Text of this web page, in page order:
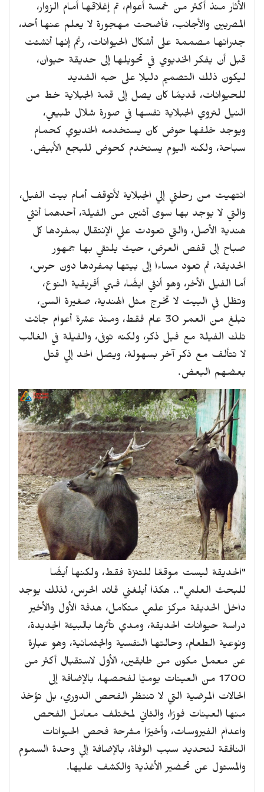
الأثار منذ أكثر من خمسة أعوام، تم إغلاقها أمام الزوار،
المصريين والأجانب، فأضحت مهجورة لا يعلم عنها أحد،
جدرانها مصممة على أشكال الحيوانات، رغم إنها أنشئت
قبل أن يفكر الخديوي في تحويلها إلى حديقة حيوان،
ليكون ذلك التصميم دليلا على حبه الشديد
للحيوانات، قديمًا كان يصل إلى قمة الجبلاية خط من
النيل لتروي الجبلاية نفسها في صورة شلال طبيعي،
ويوجد خلفها حوض كان يستخدمه الخديوي كحمام
سباحة، ولكنه اليوم يستخدم كحوض للبجع الأبيض.
انتهيت من رحلتي إلي الجبلاية لأتوقف أمام بيت الفيل،
والتي لا يوجد بها سوى أثنين من الفيلة، أحدهما أنثي
هندية الأصل، والتي تعودت علي الإنتقال بمفردها كل
صباح إلى قفص العرض، حيث يلتقي بها جمهور
الحديقة، ثم تعود مساءا إلى بيتها بمفردها دون حرس،
أما الفيل الأخر، وهو أنثي ايضًا، فهي أفريقية النوع،
وتظل في البيت لا تخرج مثل الهندية، صغيرة السن،
تبلغ من العمر 30 عام فقط، ومنذ عشرة أعوام جائت
تلك الفيلة مع فيل ذكر، ولكنه توفى، والفيلة في الغالب
لا تتألف مع ذكر آخر بسهولة، ويصل الحد إلي قتل
بعضهم البعض.
"الحديقة ليست موقعًا للتنزة فقط، ولكنها أيضًا
للبحث العلمي".. هكذا أبلغني قائد الحرس، لذلك يوجد
داخل الحديقة مركز علمي متكامل، هدفة الأول والأخير
دراسة حيوانات الحديقة، ومدي تأثرها بالبيئة الجديدة،
ونوعية الطعام، وحالتها النفسية والجثمانية، وهو عبارة
عن معمل مكون من طابقين، الأول لاستقبال أكثر من
1700 من العينات يوميًا لفحصها، بالإضافة إلى
الحالات المرضية التي لا تنتظر الفحص الدوري، بل تؤخذ
منها العينات فورًا، والثاني لمختلف معامل الفحص
واعدام الفيروسات، وأخيرًا مشرحة فحص الحيوانات
النافقة لتحديد سبب الوفاة، بالإضافة إلي وحدة السموم
والمسئول عن تحضير الأغذية والكشف عليها.